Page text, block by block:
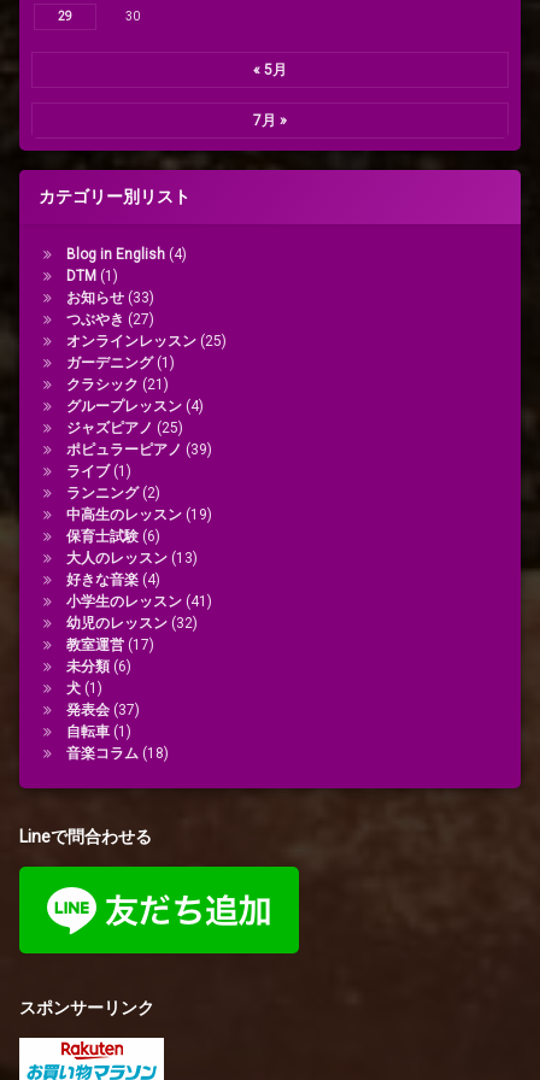
29 30
« 5月
7月 »
カテゴリー別リスト
Blog in English(4)
DTM(1)
お知らせ(33)
つぶやき (27)
オンラインレッスン(25)
ガーデニング(1)
クラシック (21)
グループレッスン(4)
ジャズピアノ (25)
ポピュラーピアノ (39)
ライブ(1)
ランニング(2)
中高生のレッスン(19)
保育士試験(6)
大人のレッスン(13)
好きな音楽(4)
小学生のレッスン(41)
幼児のレッスン(32)
教室運営(17)
未分類(6)
犬(1)
発表会(37)
自転車(1)
音楽コラム (18)
Lineで問合わせる
スポンサーリンク